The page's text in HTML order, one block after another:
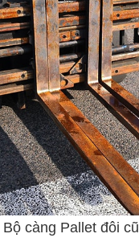
Bộ càng Pallet đôi cũ